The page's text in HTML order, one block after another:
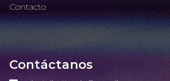
Contacto
Contáctanos